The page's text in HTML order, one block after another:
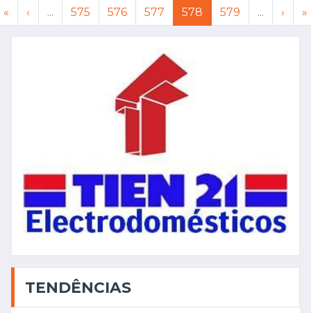
« ‹ ... 575 576 577 578 579 ... › »
TENDÊNCIAS